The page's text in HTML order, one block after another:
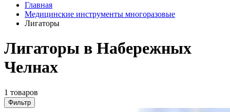
Главная
Медицинские инструменты многоразовые
Лигаторы
Лигаторы в Набережных
Челнах
1 товаров
Фильтр